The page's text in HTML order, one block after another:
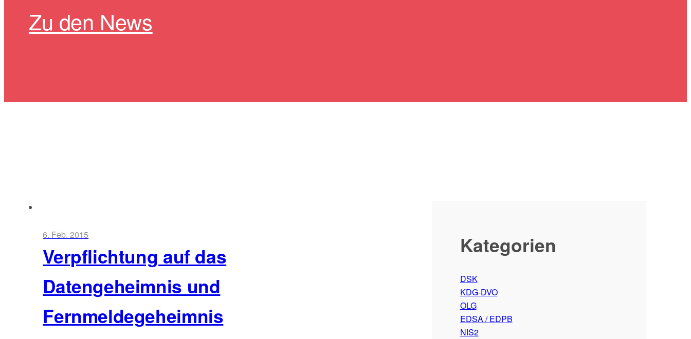
Zu den News
6. Feb. 2015
Verpflichtung auf das
Datengeheimnis und
Fernmeldegeheimnis
Kategorien
DSK
KDG-DVO
OLG
EDSA / EDPB
NIS2